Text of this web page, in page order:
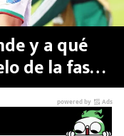
y a qué
de la fase